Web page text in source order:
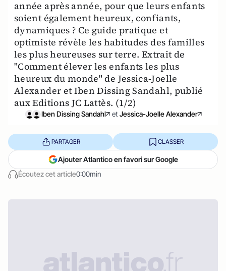
année après année, pour que leurs enfants
soient également heureux, confiants,
dynamiques ? Ce guide pratique et
optimiste révèle les habitudes des familles
les plus heureuses sur terre. Extrait de
"Comment élever les enfants les plus
heureux du monde" de Jessica-Joelle
Alexander et Iben Dissing Sandahl, publié
aux Editions JC Lattès. (1/2)
Iben Dissing Sandahl et Jessica-Joelle Alexander
Écoutez cet article0:00min
PARTAGER CLASSER
Ajouter Atlantico en favori sur Google